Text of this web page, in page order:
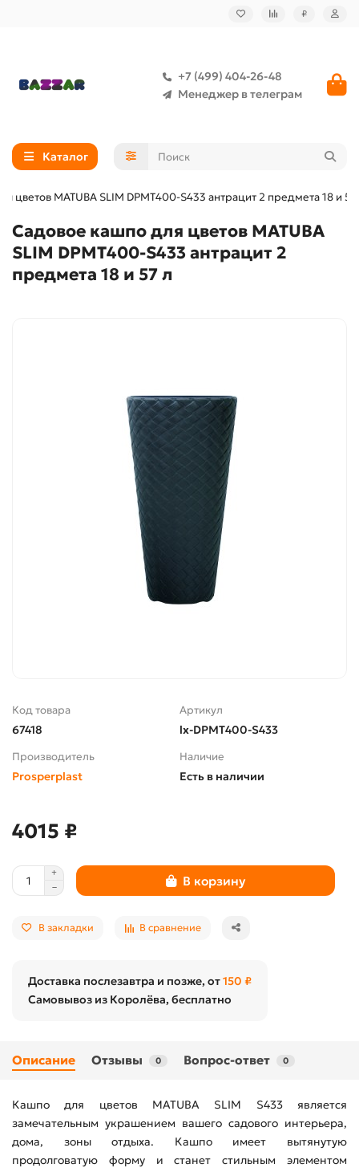
₽
+7 (499) 404-26-48
Менеджер в телеграм
Каталог
цветов MATUBA SLIM DPMT400-S433 антрацит 2 предмета 18 и 57
Садовое кашпо для цветов MATUBA
SLIM DPMT400-S433 антрацит 2
предмета 18 и 57 л
Код товара
67418
Артикул
lx-DPMT400-S433
Производитель
Prosperplast
Наличие
Есть в наличии
4015 ₽
В корзину
В закладки В сравнение
Доставка послезавтра и позже, от150 ₽
Самовывоз из Королёва, бесплатно
Описание Отзывы 0 Вопрос-ответ 0
Кашпо для цветов MATUBA SLIM S433 является
замечательным украшением вашего садового интерьера,
дома, зоны отдыха. Кашпо имеет вытянутую
продолговатую форму и станет стильным элементом